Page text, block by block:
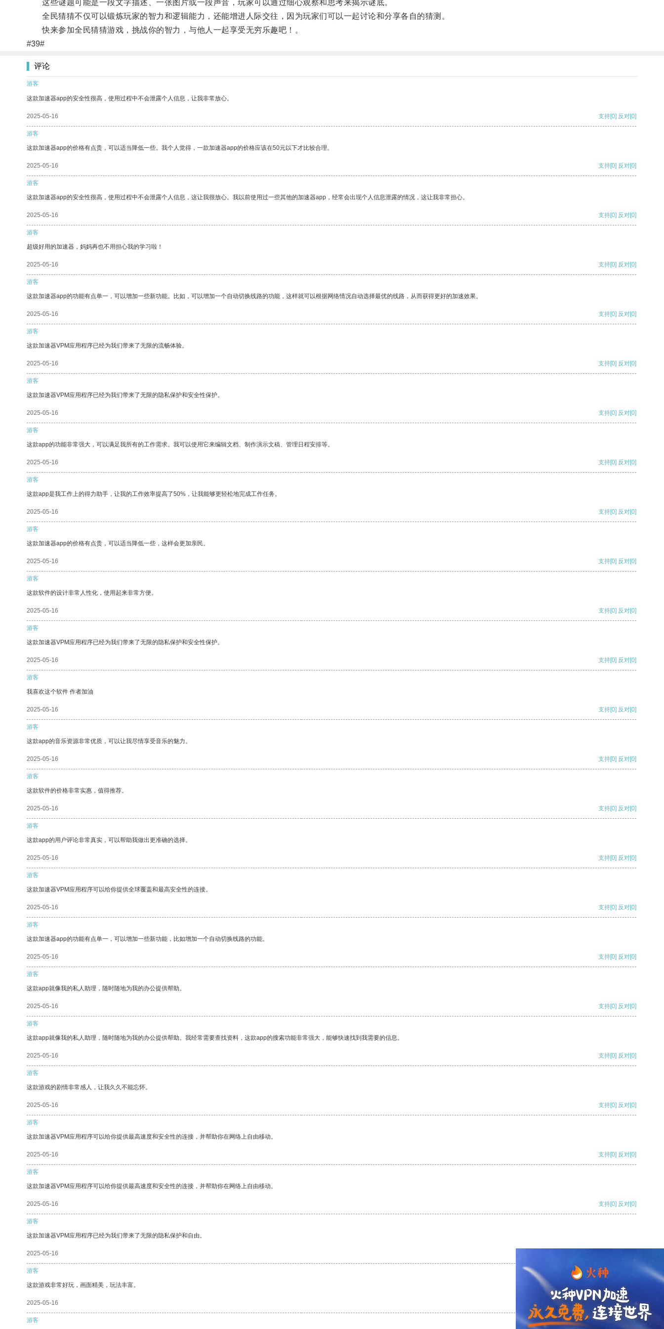
这些谜题可能是一段文字描述、一张图片或一段声音，玩家可以通过细心观察和思考来揭示谜底。
全民猜猜不仅可以锻炼玩家的智力和逻辑能力，还能增进人际交往，因为玩家们可以一起讨论和分享各自的猜测。
快来参加全民猜猜游戏，挑战你的智力，与他人一起享受无穷乐趣吧！。
#39#
评论
游客
这款加速器app的安全性很高，使用过程中不会泄露个人信息，让我非常放心。
2025-05-16 支持[0] 反对[0]
游客
这款加速器app的价格有点贵，可以适当降低一些。我个人觉得，一款加速器app的价格应该在50元以下才比较合理。
2025-05-16 支持[0] 反对[0]
游客
这款加速器app的安全性很高，使用过程中不会泄露个人信息，这让我很放心。我以前使用过一些其他的加速器app，经常会出现个人信息泄露的情况，这让我非常担心。
2025-05-16 支持[0] 反对[0]
游客
超级好用的加速器，妈妈再也不用担心我的学习啦！
2025-05-16 支持[0] 反对[0]
游客
这款加速器app的功能有点单一，可以增加一些新功能。比如，可以增加一个自动切换线路的功能，这样就可以根据网络情况自动选择最优的线路，从而获得更好的加速效果。
2025-05-16 支持[0] 反对[0]
游客
这款加速器VPM应用程序已经为我们带来了无限的流畅体验。
2025-05-16 支持[0] 反对[0]
游客
这款加速器VPM应用程序已经为我们带来了无限的隐私保护和安全性保护。
2025-05-16 支持[0] 反对[0]
游客
这款app的功能非常强大，可以满足我所有的工作需求。我可以使用它来编辑文档、制作演示文稿、管理日程安排等。
2025-05-16 支持[0] 反对[0]
游客
这款app是我工作上的得力助手，让我的工作效率提高了50%，让我能够更轻松地完成工作任务。
2025-05-16 支持[0] 反对[0]
游客
这款加速器app的价格有点贵，可以适当降低一些，这样会更加亲民。
2025-05-16 支持[0] 反对[0]
游客
这款软件的设计非常人性化，使用起来非常方便。
2025-05-16 支持[0] 反对[0]
游客
这款加速器VPM应用程序已经为我们带来了无限的隐私保护和安全性保护。
2025-05-16 支持[0] 反对[0]
游客
我喜欢这个软件 作者加油
2025-05-16 支持[0] 反对[0]
游客
这款app的音乐资源非常优质，可以让我尽情享受音乐的魅力。
2025-05-16 支持[0] 反对[0]
游客
这款软件的价格非常实惠，值得推荐。
2025-05-16 支持[0] 反对[0]
游客
这款app的用户评论非常真实，可以帮助我做出更准确的选择。
2025-05-16 支持[0] 反对[0]
游客
这款加速器VPM应用程序可以给你提供全球覆盖和最高安全性的连接。
2025-05-16 支持[0] 反对[0]
游客
这款加速器app的功能有点单一，可以增加一些新功能，比如增加一个自动切换线路的功能。
2025-05-16 支持[0] 反对[0]
游客
这款app就像我的私人助理，随时随地为我的办公提供帮助。
2025-05-16 支持[0] 反对[0]
游客
这款app就像我的私人助理，随时随地为我的办公提供帮助。我经常需要查找资料，这款app的搜索功能非常强大，能够快速找到我需要的信息。
2025-05-16 支持[0] 反对[0]
游客
这款游戏的剧情非常感人，让我久久不能忘怀。
2025-05-16 支持[0] 反对[0]
游客
这款加速器VPM应用程序可以给你提供最高速度和安全性的连接，并帮助你在网络上自由移动。
2025-05-16 支持[0] 反对[0]
游客
这款加速器VPM应用程序可以给你提供最高速度和安全性的连接，并帮助你在网络上自由移动。
2025-05-16 支持[0] 反对[0]
游客
这款加速器VPM应用程序已经为我们带来了无限的隐私保护和自由。
2025-05-16
游客
这款游戏非常好玩，画面精美，玩法丰富。
2025-05-16 支持 [0] 反对 [0]
游客